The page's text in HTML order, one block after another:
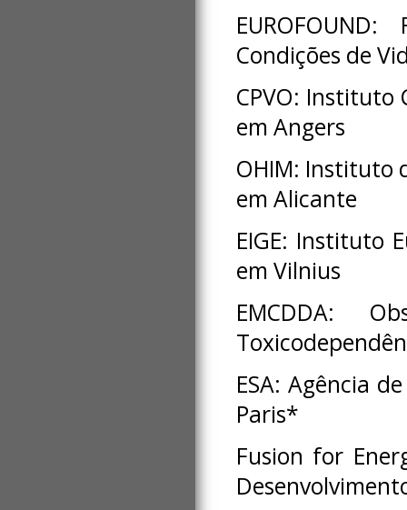
Condições de
CPVO: Instituto
em Angers
OHIM: Instituto
em Alicante
EIGE: Instituto
em Vilnius
EMCDDA:
ESA: Agência
Paris*
Fusion for